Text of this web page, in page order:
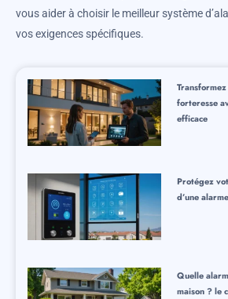
vous aider à choisir le meilleur système
vos exigences spécifiques.
forteresse
efficace
Protégez
d’une
Quelle
maison ? le